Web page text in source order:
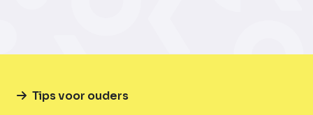
Tips voor ouders